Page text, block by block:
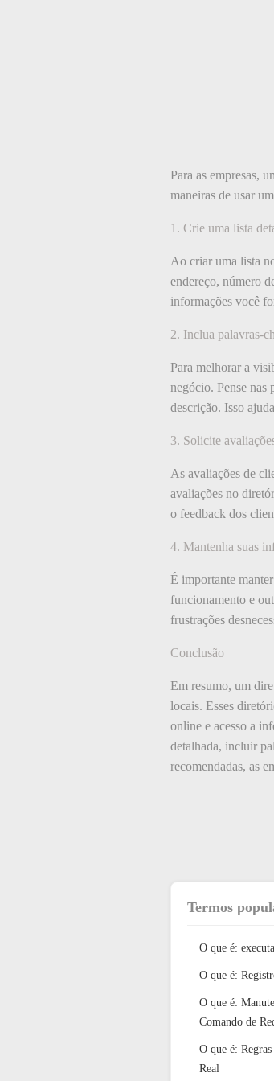
Para as empresas,
maneiras de usar
1. Crie uma lista
Ao criar uma lista
endereço, número
informações você
2. Inclua palavras-
Para melhorar a
negócio. Pense nas
descrição. Isso
3. Solicite
As avaliações de
avaliações no
o feedback dos
4. Mantenha suas
É importante
funcionamento e
frustrações
Conclusão
Em resumo, um
locais. Esses
online e acesso a
detalhada, incluir
recomendadas, as
Termos
O que é:
O que é:
O que é:
Comando de
O que é:
Real